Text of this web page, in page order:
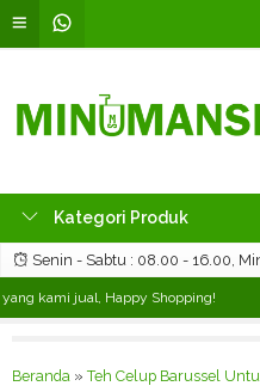
Kategori Produk
Senin - Sabtu : 08.00 - 16.00,
kami jual, Happy Shopping!
Beranda »Teh Celup Barussel